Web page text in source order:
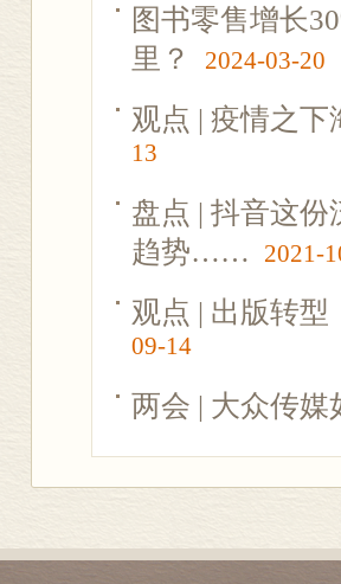
图书零售增长
里？
2024-03-20
观点 | 疫情之
13
盘点 | 抖音这
趋势……
2021-
观点 | 出版转
09-14
两会 | 大众传媒